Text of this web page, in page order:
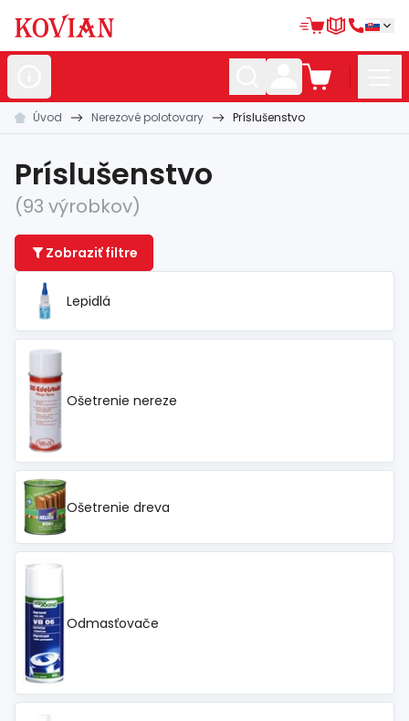
Nerezovépolotovary
Hliníkové polotovary
Kovanépolotovary
Zábradlia amadlá
Bránovésystémy
Automatizácia
Dom, dielňa,záhrada
Hutnícky
Spojovací
% Zľava
Úvod Nerezové polotovary Príslušenstvo
Príslušenstvo
(93 výrobkov)
Zobraziť filtre
Lepidlá
Ošetrenie nereze
Ošetrenie dreva
Odmasťovače